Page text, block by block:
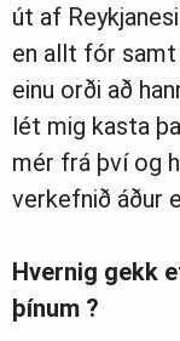
út af
en allt fór samt
einu orði að
lét mig kasta
mér frá því og
verkefnið áður
Hvernig gekk
þínum ?